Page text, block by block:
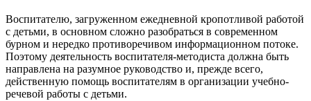
Воспитателю, загруженном ежедневной кропотливой работой
с детьми, в основном сложно разобраться в современном
бурном и нередко противоречивом информационном потоке.
Поэтому деятельность воспитателя-методиста должна быть
направлена на разумное руководство и, прежде всего,
действенную помощь воспитателям в организации учебно-
речевой работы с детьми.